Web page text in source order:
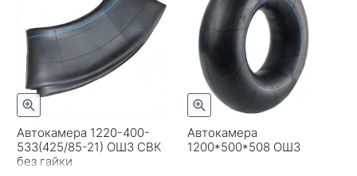
Автокамера 1220-400-
533(425/85-21) ОШЗ СВК
без гайки
Автокамера
1200*500*508 ОШЗ